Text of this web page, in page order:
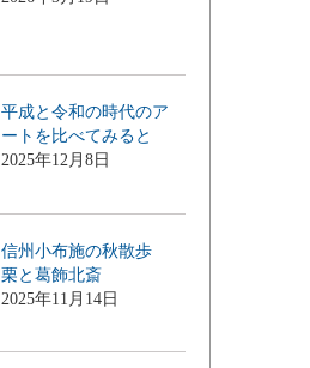
平成と令和の時代のア
ートを比べてみると
2025年12月8日
信州小布施の秋散歩
栗と葛飾北斎
2025年11月14日